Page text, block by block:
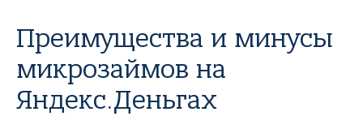
Преимущества и минусы
микрозаймов на
Яндекс.Деньгах